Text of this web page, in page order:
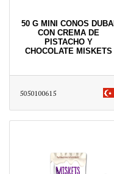
50 G MINI CONOS DUBAI
CON CREMA DE
PISTACHO Y
CHOCOLATE MISKETS
5050100615